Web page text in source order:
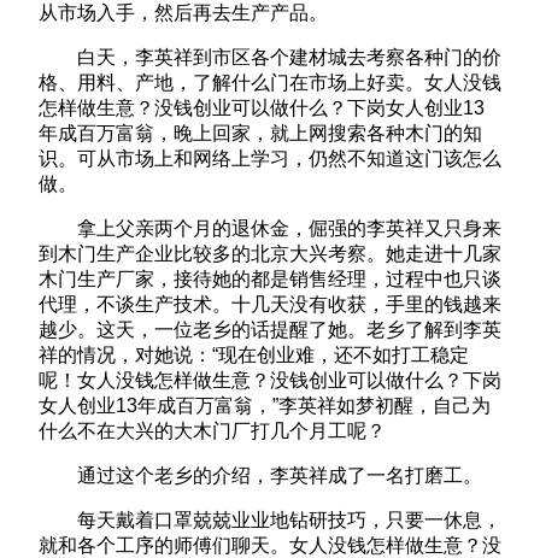
从市场入手，然后再去生产产品。
白天，李英祥到市区各个建材城去考察各种门的价
格、用料、产地，了解什么门在市场上好卖。女人没钱
怎样做生意？没钱创业可以做什么？下岗女人创业13
年成百万富翁，晚上回家，就上网搜索各种木门的知
识。可从市场上和网络上学习，仍然不知道这门该怎么
做。
拿上父亲两个月的退休金，倔强的李英祥又只身来
到木门生产企业比较多的北京大兴考察。她走进十几家
木门生产厂家，接待她的都是销售经理，过程中也只谈
代理，不谈生产技术。十几天没有收获，手里的钱越来
越少。这天，一位老乡的话提醒了她。老乡了解到李英
祥的情况，对她说：“现在创业难，还不如打工稳定
呢！女人没钱怎样做生意？没钱创业可以做什么？下岗
女人创业13年成百万富翁，”李英祥如梦初醒，自己为
什么不在大兴的大木门厂打几个月工呢？
通过这个老乡的介绍，李英祥成了一名打磨工。
每天戴着口罩兢兢业业地钻研技巧，只要一休息，
就和各个工序的师傅们聊天。女人没钱怎样做生意？没